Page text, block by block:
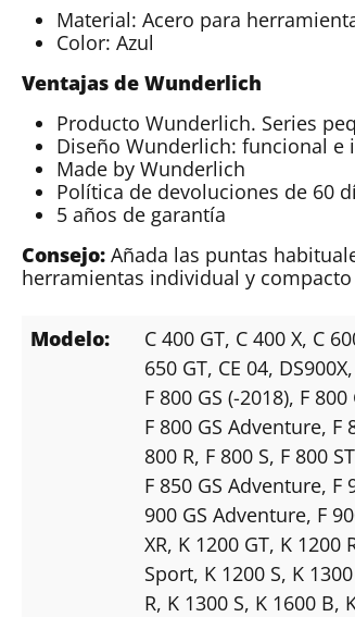
Material: Acero para
Color: Azul
Ventajas de Wunderlich
Producto Wunderlich. Series
Diseño Wunderlich: funcional e
Made by Wunderlich
Política de devoluciones de 60
5 años de garantía
Consejo: Añada las puntas
herramientas individual y
Modelo: C 400 GT, C 400 X, C
650 GT, CE 04, DS900X
F 800 GS (-2018), F 800
F 800 GS Adventure, F
800 R, F 800 S, F 800 ST
F 850 GS Adventure, F
900 GS Adventure, F
XR, K 1200 GT, K 1200
Sport, K 1200 S, K
R, K 1300 S, K 1600 B,